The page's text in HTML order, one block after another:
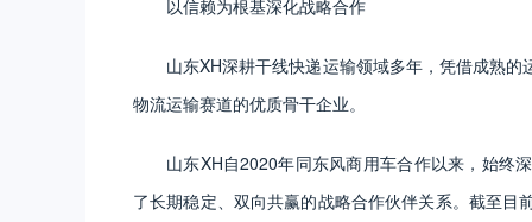
以信赖为根基深化战略合作
山东XH深耕干线快递运输领域多年，凭借成熟
物流运输赛道的优质骨干企业。
山东XH自2020年同东风商用车合作以来，始终
了长期稳定、双向共赢的战略合作伙伴关系。截至